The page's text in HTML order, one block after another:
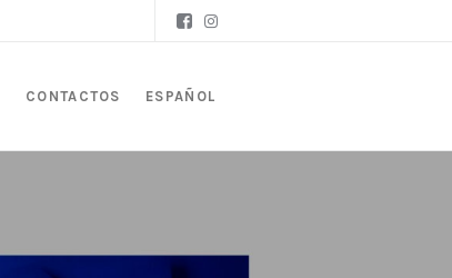
CONTACTOS ESPAÑOL